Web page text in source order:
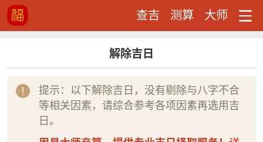
查吉 测算 大师
解除吉日
提示：以下解除吉日，没有剔除与八字不合
等相关因素，请综合参考各项因素再选用吉
日。